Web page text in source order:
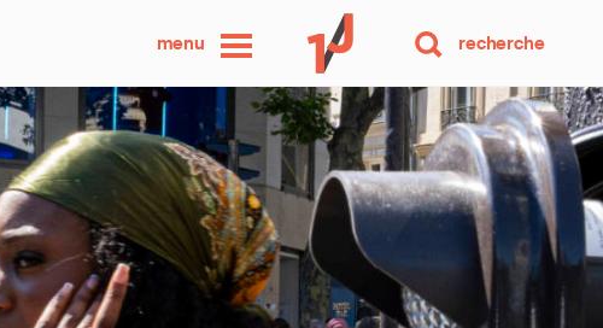
menu
une
photo
par
jour
recherche